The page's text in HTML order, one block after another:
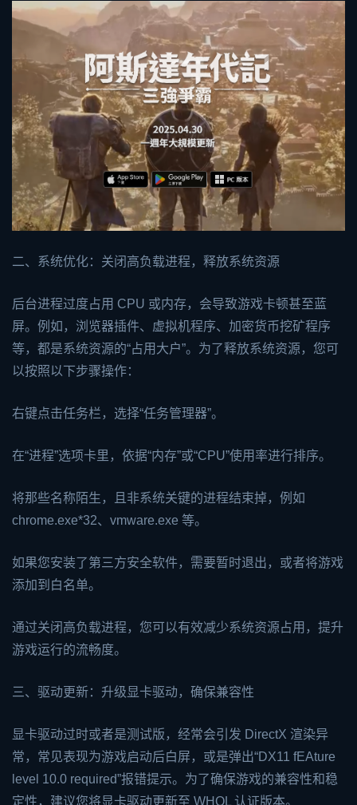
二、系统优化：关闭高负载进程，释放系统资源
后台进程过度占用 CPU 或内存，会导致游戏卡顿甚至蓝
屏。例如，浏览器插件、虚拟机程序、加密货币挖矿程序
等，都是系统资源的“占用大户”。为了释放系统资源，您可
以按照以下步骤操作：
右键点击任务栏，选择“任务管理器”。
在“进程”选项卡里，依据“内存”或“CPU”使用率进行排序。
将那些名称陌生，且非系统关键的进程结束掉，例如
chrome.exe*32、vmware.exe 等。
如果您安装了第三方安全软件，需要暂时退出，或者将游戏
添加到白名单。
通过关闭高负载进程，您可以有效减少系统资源占用，提升
游戏运行的流畅度。
三、驱动更新：升级显卡驱动，确保兼容性
显卡驱动过时或者是测试版，经常会引发 DirectX 渲染异
常，常见表现为游戏启动后白屏，或是弹出“DX11 fEAture
level 10.0 required”报错提示。为了确保游戏的兼容性和稳
定性，建议您将显卡驱动更新至 WHQL 认证版本。